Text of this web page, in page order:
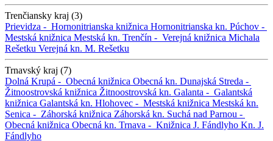
Trenčiansky kraj (3)
Prievidza - Hornonitrianska knižnica Hornonitrianska kn. Púchov -
Mestská knižnica Mestská kn. Trenčín - Verejná knižnica Michala
Rešetku Verejná kn. M. Rešetku
Trnavský kraj (7)
Dolná Krupá - Obecná knižnica Obecná kn. Dunajská Streda -
Žitnoostrovská knižnica Žitnoostrovská kn. Galanta - Galantská
knižnica Galantská kn. Hlohovec - Mestská knižnica Mestská kn.
Senica - Záhorská knižnica Záhorská kn. Suchá nad Parnou -
Obecná knižnica Obecná kn. Trnava - Knižnica J. Fándlyho Kn. J.
Fándlyho